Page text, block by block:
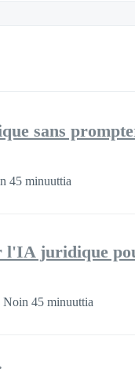
sans
45 minuuttia
l'IA juridique
Noin 45 minuuttia